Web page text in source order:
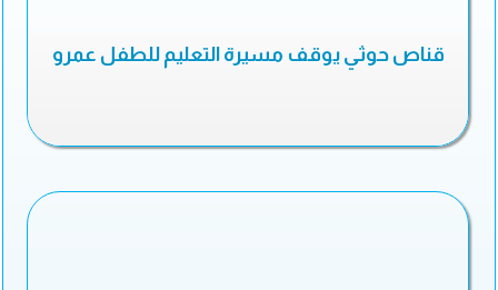
قناص حوثي يوقف مسيرة التعليم للطفل عمرو